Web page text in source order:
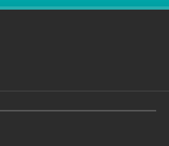
Poduzetništvo